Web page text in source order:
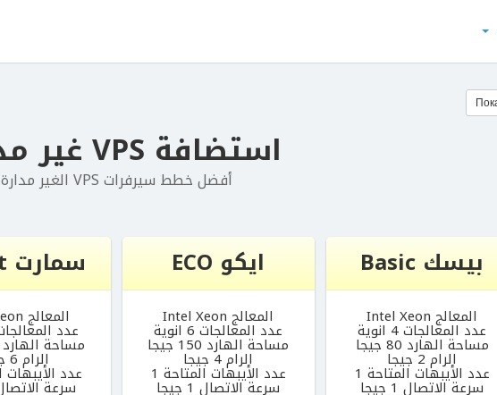
استضافة VPS غير مدارة
أفضل خطط سيرفرات VPS الغير مدارة
بيسك Basic
المعالج Intel Xeon
عدد المعالجات 4 انوية
مساحة الهارد 80 جيجا
الرام 2 جيجا
عدد الأيبهات المتاحة 1
سرعة الاتصال 1 جيجا
ايكو ECO
المعالج Intel Xeon
عدد المعالجات 6 انوية
مساحة الهارد 150 جيجا
الرام 4 جيجا
عدد الأيبهات المتاحة 1
سرعة الاتصال 1 جيجا
سمارت Smart
المعالج Intel Xeon
عدد المعالجات 8
مساحة الهارد 200 جيجا
الرام 6 جيجا
عدد الأيبهات
سرعة الاتصال 1